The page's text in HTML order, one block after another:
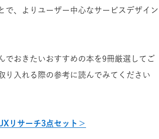
で、よりユーザー中心なサービスデザイン
でおきたいおすすめの本を9冊厳選してご
り入れる際の参考に読んでみてください
リサーチ3点セット＞